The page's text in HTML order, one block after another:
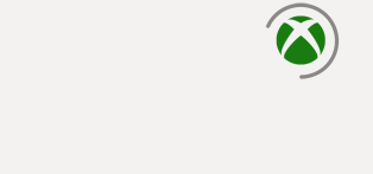
laden...